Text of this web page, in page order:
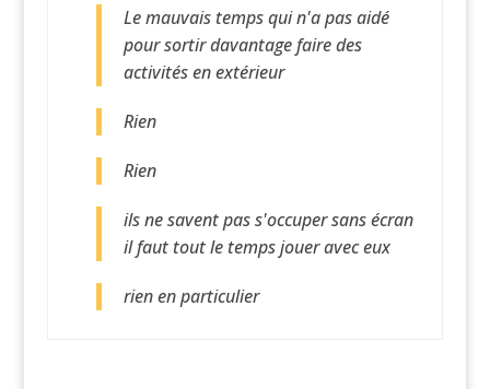
Le mauvais temps qui n'a pas aidé
pour sortir davantage faire des
activités en extérieur
Rien
Rien
ils ne savent pas s'occuper sans écran
il faut tout le temps jouer avec eux
rien en particulier